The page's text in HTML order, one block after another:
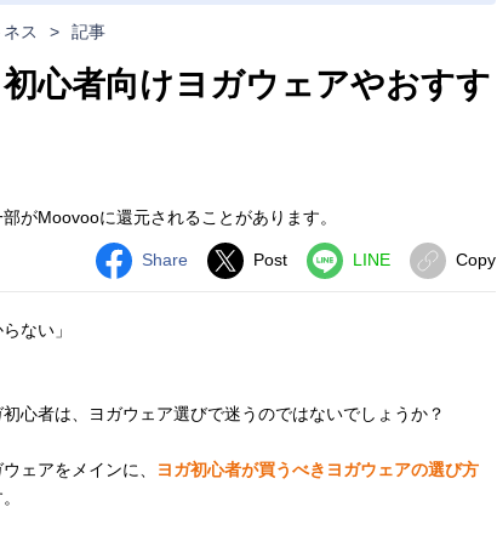
ス > 記事
心者向けヨガウェアやおすす
がMoovooに還元されることがあります。
Share Post LINE Copy
ない」
心者は、ヨガウェア選びで迷うのではないでしょうか？
ェアをメインに、
ヨガ初心者が買うべきヨガウェアの選び方